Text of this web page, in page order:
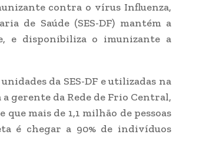
contra o vírus Influenza,
de Saúde (SES-DF) mantém a
e disponibiliza o imunizante a
da SES-DF e utilizadas na
gerente da Rede de Frio Central,
que mais de 1,1 milhão de pessoas
é chegar a 90% de indivíduos